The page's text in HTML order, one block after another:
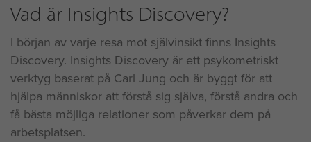
Vad är Insights Discovery?
I början av varje resa mot självinsikt finns Insights
Discovery. Insights Discovery är ett psykometriskt
verktyg baserat på Carl Jung och är byggt för att
hjälpa människor att förstå sig själva, förstå andra och
få bästa möjliga relationer som påverkar dem på
arbetsplatsen.